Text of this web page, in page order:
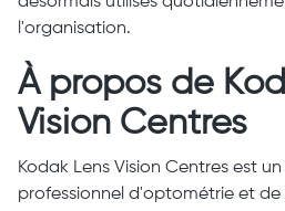
l'organisation.
À propos de
Vision Centres
Kodak Lens Vision Centres est
professionnel d'optométrie et de